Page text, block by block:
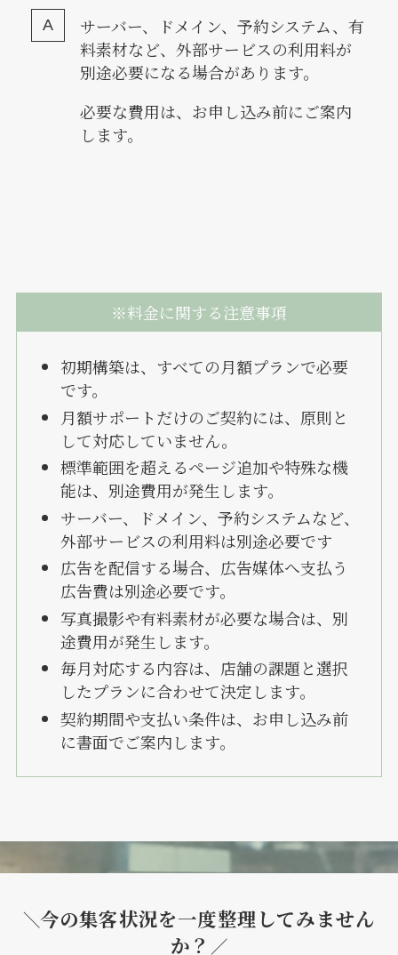
サーバー、ドメイン、予約システム、有
料素材など、外部サービスの利用料が
別途必要になる場合があります。
必要な費用は、お申し込み前にご案内
します。
※料金に関する注意事項
初期構築は、すべての月額プランで必要
です。
月額サポートだけのご契約には、原則と
して対応していません。
標準範囲を超えるページ追加や特殊な機
能は、別途費用が発生します。
サーバー、ドメイン、予約システムなど、
外部サービスの利用料は別途必要です
広告を配信する場合、広告媒体へ支払う
広告費は別途必要です。
写真撮影や有料素材が必要な場合は、別
途費用が発生します。
毎月対応する内容は、店舗の課題と選択
したプランに合わせて決定します。
契約期間や支払い条件は、お申し込み前
に書面でご案内します。
＼今の集客状況を一度整理してみません
か？ ／